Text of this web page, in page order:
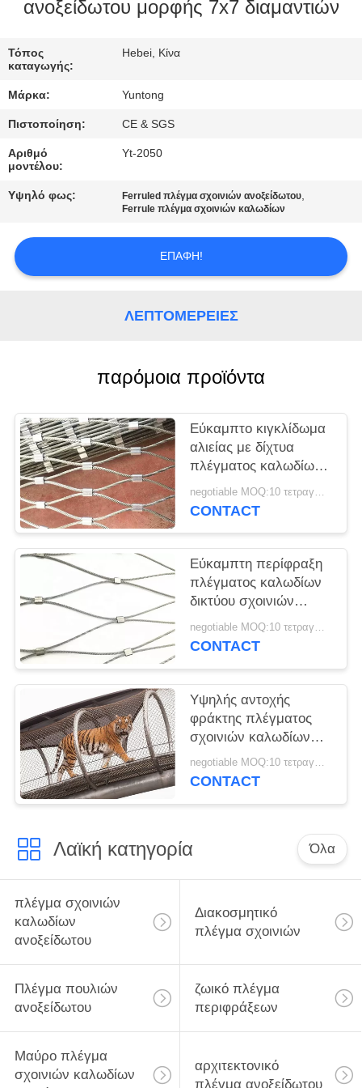
ΈΛΕΓΧΟΣ
ΜΑΣ
ΕΛΆΤΕ
ΕΠΑΦΉ
ΜΕ
ΖΗΤΉΣΤΕ
ΑΠΌΣΠΑΣΜΑ
SITEMAP
PRIVACY
POLICY
ανοξείδωτου μορφής 7x7 διαμαντιών
Τόπος
καταγωγής:
Hebei, Κίνα
Μάρκα: Yuntong
Πιστοποίηση: CE & SGS
Αριθμό
μοντέλου:
Yt-2050
Υψηλό φως: Ferruled πλέγμα σχοινιών ανοξείδωτου,
Ferrule πλέγμα σχοινιών καλωδίων
ΕΠΑΦΉ!
ΛΕΠΤΟΜΈΡΕΙΕΣ
παρόμοια προϊόντα
Εύκαμπτο κιγκλίδωμα
αλιείας με δίχτυα
πλέγματος καλωδίων
ανοξείδωτου 316 για
τις μαρίνες
negotiable MOQ:10 τετραγωνικά μέτρα
CONTACT
Εύκαμπτη περίφραξη
πλέγματος καλωδίων
δικτύου σχοινιών
ανοξείδωτου μορφής
7x7 διαμαντιών
negotiable MOQ:10 τετραγωνικά μέτρα
CONTACT
Υψηλής αντοχής
φράκτης πλέγματος
σχοινιών καλωδίων
ανοξείδωτου για τα
ζωικά κλουβιά
negotiable MOQ:10 τετραγωνικά μέτρα
CONTACT
Λαϊκή κατηγορία Όλα
πλέγμα σχοινιών
καλωδίων
ανοξείδωτου
Διακοσμητικό
πλέγμα σχοινιών
Πλέγμα πουλιών
ανοξείδωτου
ζωικό πλέγμα
περιφράξεων
Μαύρο πλέγμα
σχοινιών καλωδίων
αρχιτεκτονικό
πλέγμα ανοξείδωτου